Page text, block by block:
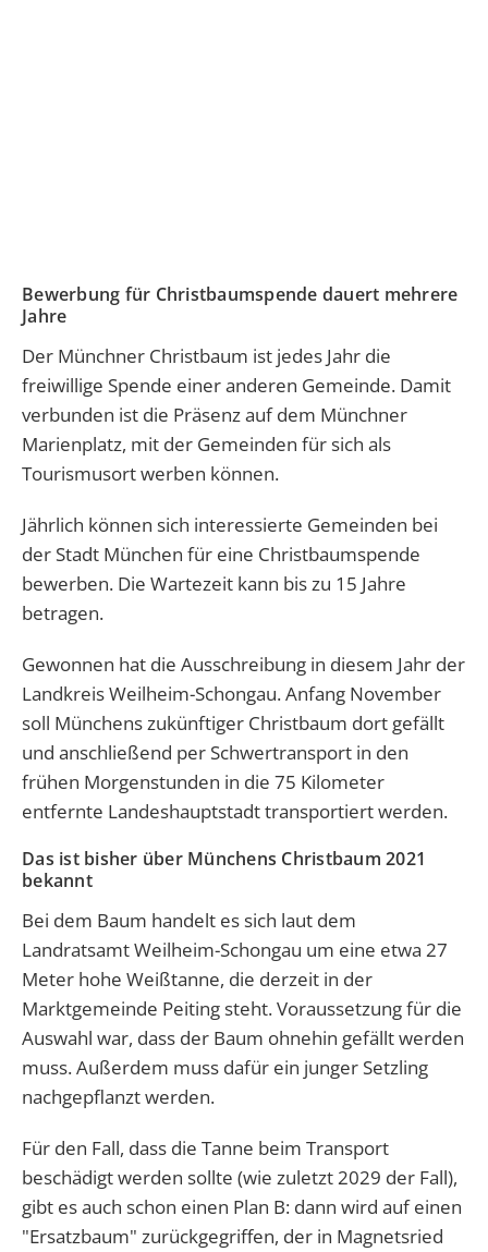
Bewerbung für Christbaumspende dauert mehrere
Jahre
Der Münchner Christbaum ist jedes Jahr die
freiwillige Spende einer anderen Gemeinde. Damit
verbunden ist die Präsenz auf dem Münchner
Marienplatz, mit der Gemeinden für sich als
Tourismusort werben können.
Jährlich können sich interessierte Gemeinden bei
der Stadt München für eine Christbaumspende
bewerben. Die Wartezeit kann bis zu 15 Jahre
betragen.
Gewonnen hat die Ausschreibung in diesem Jahr der
Landkreis Weilheim-Schongau. Anfang November
soll Münchens zukünftiger Christbaum dort gefällt
und anschließend per Schwertransport in den
frühen Morgenstunden in die 75 Kilometer
entfernte Landeshauptstadt transportiert werden.
Das ist bisher über Münchens Christbaum 2021
bekannt
Bei dem Baum handelt es sich laut dem
Landratsamt Weilheim-Schongau um eine etwa 27
Meter hohe Weißtanne, die derzeit in der
Marktgemeinde Peiting steht. Voraussetzung für die
Auswahl war, dass der Baum ohnehin gefällt werden
muss. Außerdem muss dafür ein junger Setzling
nachgepflanzt werden.
Für den Fall, dass die Tanne beim Transport
beschädigt werden sollte (wie zuletzt 2029 der Fall),
gibt es auch schon einen Plan B: dann wird auf einen
"Ersatzbaum" zurückgegriffen, der in Magnetsried